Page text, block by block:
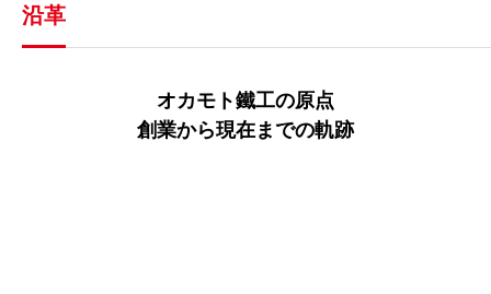
沿革
オカモト鐵工の原点
創業から現在までの軌跡